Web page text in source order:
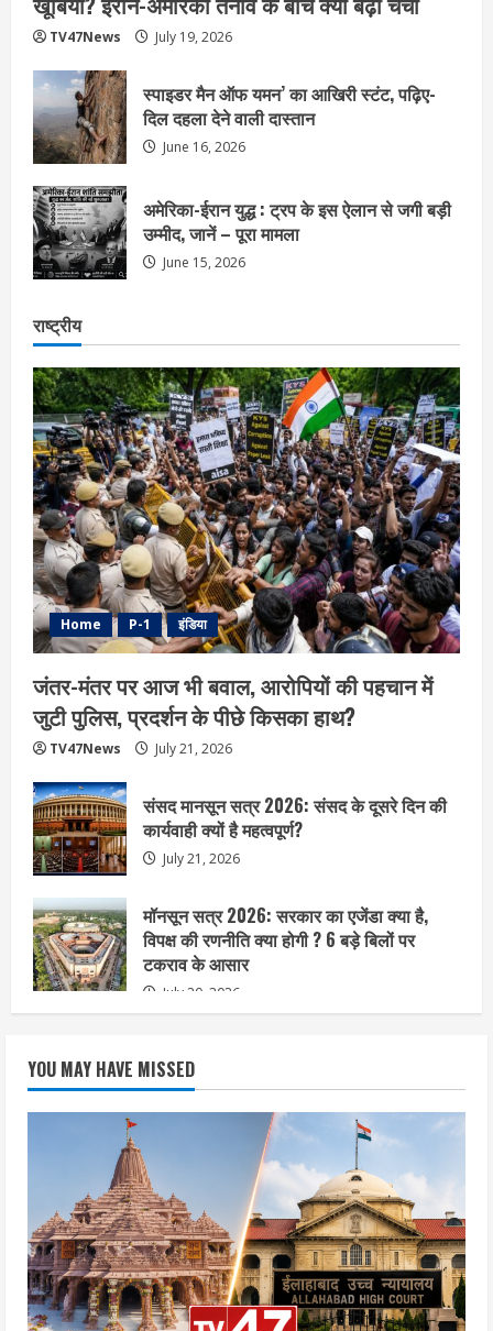
TV47News July 19, 2026
स्पाइडर मैन ऑफ यमन’ का आखिरी स्टंट, पढ़िए-
दिल दहला देने वाली दास्तान
June 16, 2026
अमेरिका-ईरान युद्ध : ट्रप के इस ऐलान से जगी बड़ी
उम्मीद, जानें – पूरा मामला
June 15, 2026
राष्ट्रीय
Home P-1 इंडिया
जंतर-मंतर पर आज भी बवाल, आरोपियों की पहचान में
जुटी पुलिस, प्रदर्शन के पीछे किसका हाथ?
TV47News July 21, 2026
संसद मानसून सत्र 2026: संसद के दूसरे दिन की
कार्यवाही क्यों है महत्वपूर्ण?
July 21, 2026
मॉनसून सत्र 2026: सरकार का एजेंडा क्या है,
विपक्ष की रणनीति क्या होगी ? 6 बड़े बिलों पर
टकराव के आसार
July 20, 2026
YOU MAY HAVE MISSED